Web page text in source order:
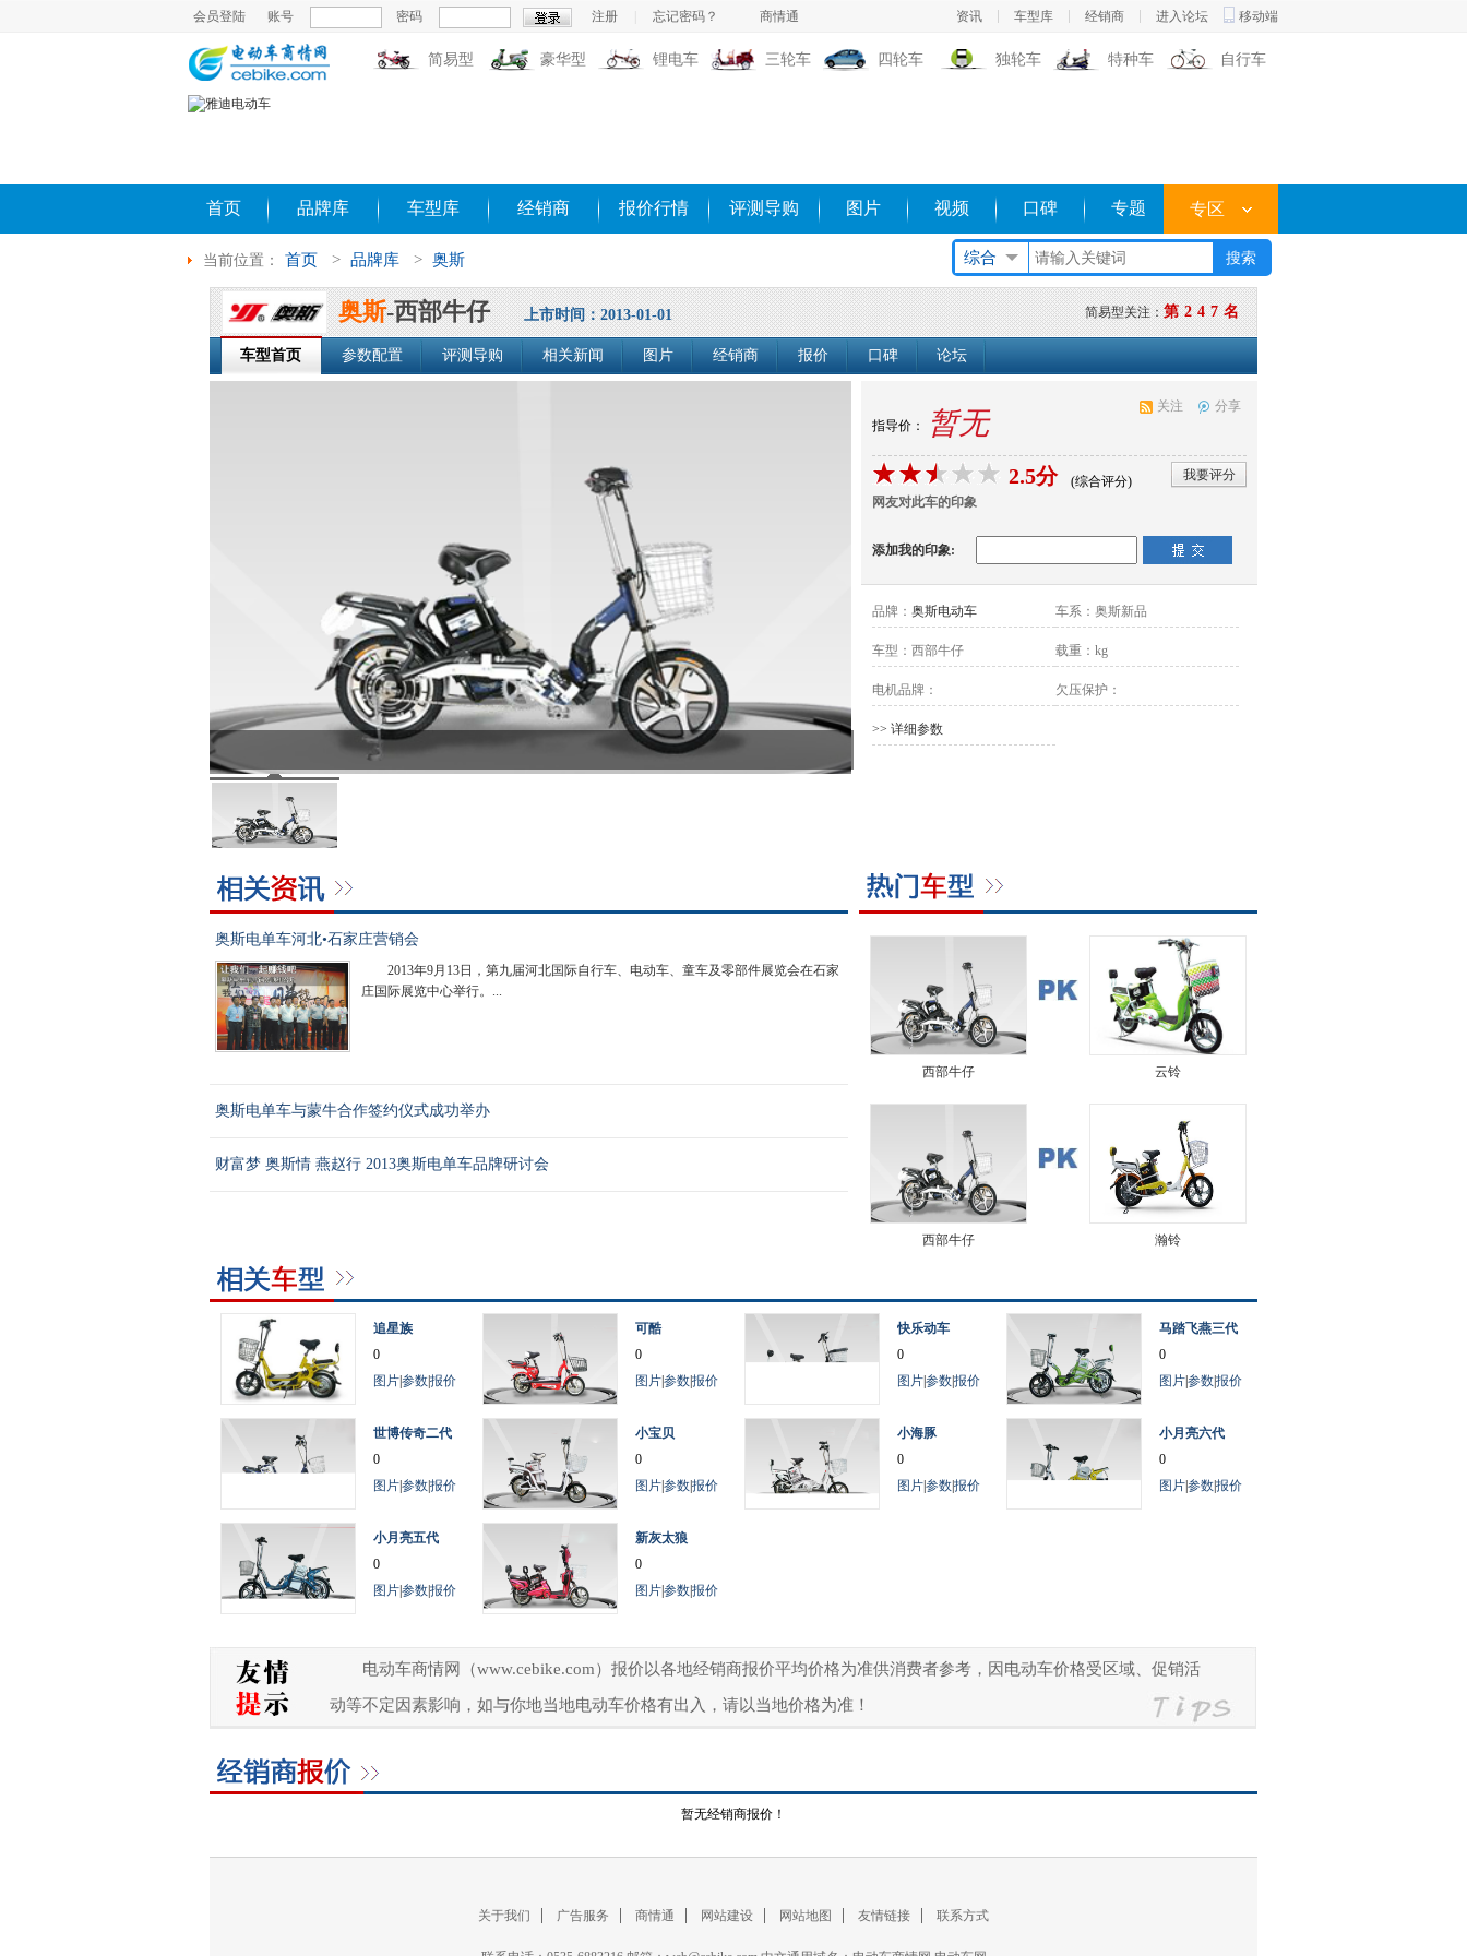
资讯 车型库 经销商 进入论坛 移动端
会员登陆 账号 密码 注册 忘记密码？ 商情通
简易型 豪华型 锂电车 三轮车 四轮车 独轮车 特种车 自行车
首页 品牌库 车型库 经销商 报价行情 评测导购 图片 视频 口碑 专题 专区
综合
当前位置： 首页 > 品牌库 > 奥斯
简易型关注：第247名
奥斯-西部牛仔 上市时间：2013-01-01
车型首页 参数配置 评测导购 相关新闻 图片 经销商 报价 口碑 论坛
指导价： 暂无 关注 分享
2.5分 (综合评分)
我要评分
网友对此车的印象
添加我的印象:
品牌： 奥斯电动车 车系： 奥斯新品
车型： 西部牛仔 载重： kg
电机品牌： 欠压保护：
>> 详细参数
奥斯电单车河北•石家庄营销会
2013年9月13日，第九届河北国际自行车、电动车、童车及零部件展览会在石家
庄国际展览中心举行。...
奥斯电单车与蒙牛合作签约仪式成功举办
财富梦 奥斯情 燕赵行 2013奥斯电单车品牌研讨会
西部牛仔 云铃
西部牛仔 瀚铃
追星族
0
图片参数报价
可酷
0
图片参数报价
快乐动车
0
图片参数报价
马踏飞燕三代
0
图片参数报价
世博传奇二代
0
图片参数报价
小宝贝
0
图片参数报价
小海豚
0
图片参数报价
小月亮六代
0
图片参数报价
小月亮五代
0
图片参数报价
新灰太狼
0
图片参数报价
电动车商情网（www.cebike.com）报价以各地经销商报价平均价格为准供消费者参考，因电动车价格受区域、促销活
动等不定因素影响，如与你地当地电动车价格有出入，请以当地价格为准！
暂无经销商报价！
关于我们 广告服务 商情通 网站建设 网站地图 友情链接 联系方式